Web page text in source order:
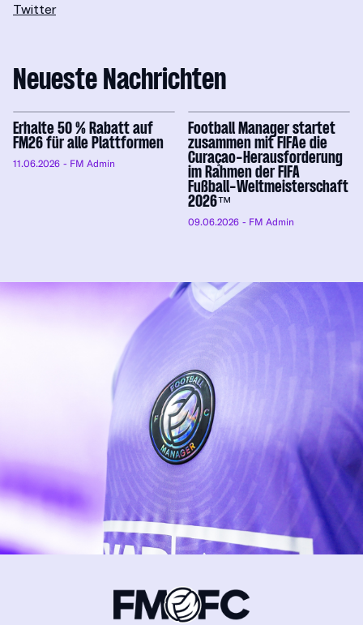
Twitter
Neueste Nachrichten
Erhalte 50 % Rabatt auf
FM26 für alle Plattformen
11.06.2026 - FM Admin
Football Manager startet
zusammen mit FIFAe die
Curaçao-Herausforderung
im Rahmen der FIFA
Fußball-Weltmeisterschaft
2026™
09.06.2026 - FM Admin